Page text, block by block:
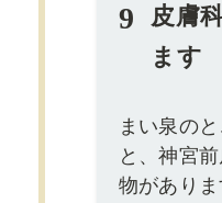
9
皮膚
ます
まい泉の
と、神宮
物があり